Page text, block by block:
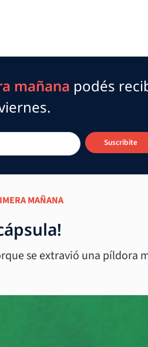
mañana podés
Suscribite
MAÑANA
se extravió una